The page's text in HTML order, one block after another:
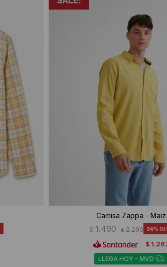
Camisa Zappa - Maiz
$ 1.490 $ 2.290 34
$
LLEGA HOY - MVD